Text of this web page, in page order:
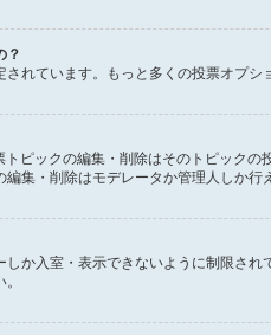
？
れています。もっと多くの投票オプ
トピックの編集・削除はそのトピック
集・削除はモデレータか管理人しか
か入室・表示できないように制限さ